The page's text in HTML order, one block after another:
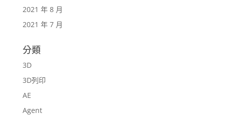
2021 年 8 月
2021 年 7 月
分類
3D
3D列印
AE
Agent